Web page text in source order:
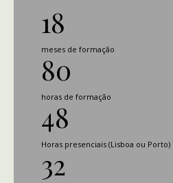
18
meses de formação
80
horas de formação
48
Horas presenciais (Lisboa ou Porto)
32